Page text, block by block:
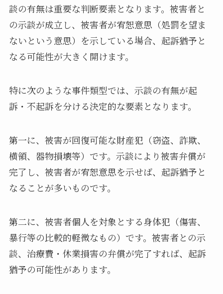
談の有無は重要な判断要素となります。被害者と
の示談が成立し、被害者が宥恕意思（処罰を望ま
ないという意思）を示している場合、起訴猶予と
なる可能性が大きく開けます。
特に次のような事件類型では、示談の有無が起
訴・不起訴を分ける決定的な要素となります。
第一に、被害が回復可能な財産犯（窃盗、詐欺、
横領、器物損壊等）です。示談により被害弁償が
完了し、被害者が宥恕意思を示せば、起訴猶予と
なることが多いものです。
第二に、被害者個人を対象とする身体犯（傷害、
暴行等の比較的軽微なもの）です。被害者との示
談、治療費・休業損害の弁償が完了すれば、起訴
猶予の可能性があります。